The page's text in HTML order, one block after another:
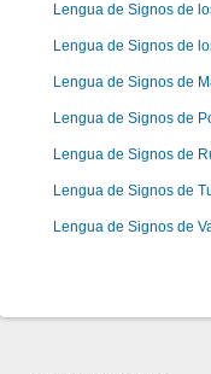
Lengua de Signos de
Lengua de Signos de
Lengua de Signos de
Lengua de Signos de
Lengua de Signos de
Lengua de Signos de
Lengua de Signos de